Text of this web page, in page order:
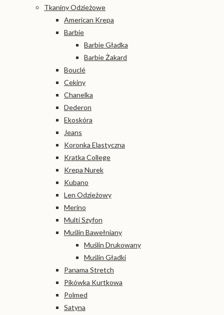
Tkaniny Odzieżowe
American Krepa
Barbie
Barbie Gładka
Barbie Żakard
Bouclé
Cekiny
Chanelka
Dederon
Ekoskóra
Jeans
Koronka Elastyczna
Kratka College
Krepa Nurek
Kubano
Len Odzieżowy
Merino
Multi Szyfon
Muślin Bawełniany
Muślin Drukowany
Muślin Gładki
Panama Stretch
Pikówka Kurtkowa
Polmed
Satyna